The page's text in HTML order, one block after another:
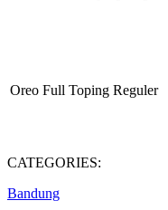
Oreo Full Toping Reguler
CATEGORIES:
Bandung